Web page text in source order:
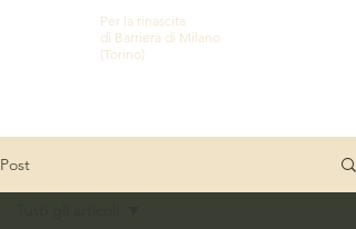
Per la rinascita
di Barriera di Milano
(Torino)
Post